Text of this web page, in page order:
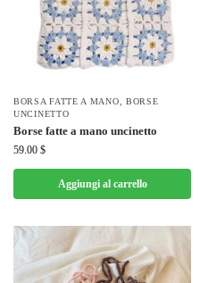
BORSA FATTE A MANO ,BORSE
UNCINETTO
Borse fatte a mano uncinetto
59.00 $
Aggiungi al carrello